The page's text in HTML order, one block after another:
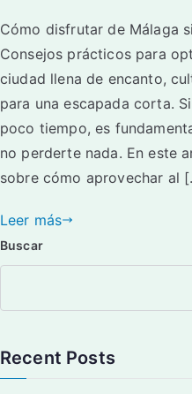
Cómo disfrutar de Málaga
Consejos prácticos para
ciudad llena de encanto,
para una escapada corta.
poco tiempo, es
no perderte nada. En este
sobre cómo aprovechar al
Leer más
Buscar
Recent Posts